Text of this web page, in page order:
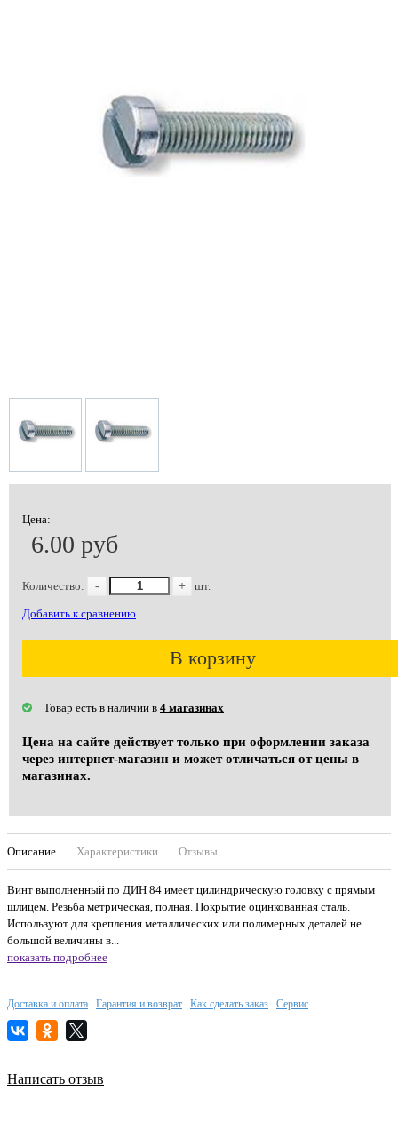
Цена:
6.00 руб
Количество: - + шт.
Добавить к сравнению
В корзину
Товар есть в наличии в 4 магазинах
Цена на сайте действует только при оформлении заказа
через интернет-магазин и может отличаться от цены в
магазинах.
Описание Характеристики Отзывы
Винт выполненный по ДИН 84 имеет цилиндрическую головку с прямым
шлицем. Резьба метрическая, полная. Покрытие оцинкованная сталь.
Используют для крепления металлических или полимерных деталей не
большой величины в...
показать подробнее
Доставка и оплата Гарантия и возврат Как сделать заказ Сервис
Написать отзыв